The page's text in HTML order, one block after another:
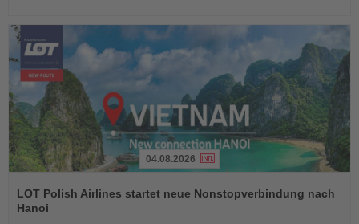
Sie
die
04.08.2026
LOT Polish Airlines startet neue Nonstopverbindung nach
Hanoi